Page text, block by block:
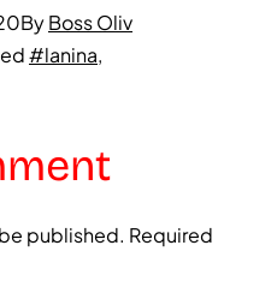
ByBoss Oliv
#lanina,
published. Required